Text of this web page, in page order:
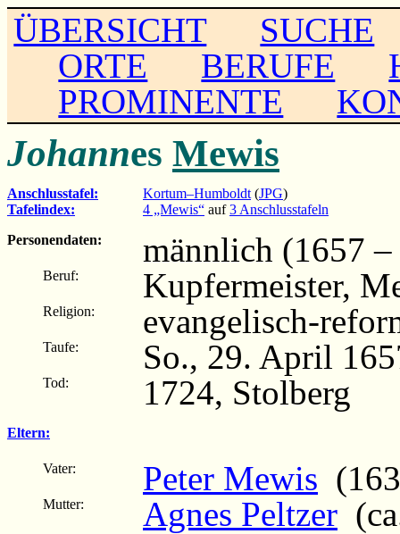
ÜBERSICHT
SUCHE
ORTE
BERUFE
PROMINENTE
Johannes Mewis
Anschlusstafel: Kortum–Humboldt (JPG)
Tafelindex:
4 „Mewis“ auf3 Anschlusstafeln
Personendaten:
männlich (1657
Beruf: Kupfermeister,
Religion: evangelisch-
Taufe: So., 29. April
Tod: 1724, Stolberg
Eltern:
Vater: Peter Mewis
Mutter: Agnes Peltzer